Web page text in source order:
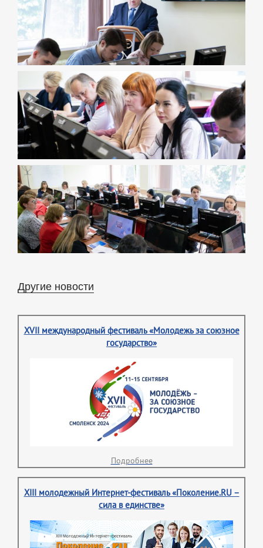
Другие новости
XVII международный фестиваль «Молодежь за союзное
государство»
Подробнее
XIII молодежный Интернет-фестиваль «Поколение.RU –
сила в единстве»